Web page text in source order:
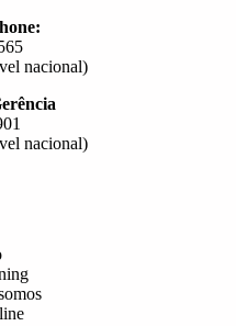
nacional)
nacional)